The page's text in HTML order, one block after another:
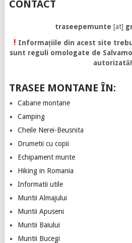
CONTACT
traseepemunte [at]
! Informațiile din acest site
sunt reguli omologate de
autorizată!
TRASEE MONTANE ÎN:
Cabane montane
Camping
Cheile Nerei-Beusnita
Drumetii cu copii
Echipament munte
Hiking in Romania
Informatii utile
Muntii Almajului
Muntii Apuseni
Muntii Baiului
Muntii Bucegi